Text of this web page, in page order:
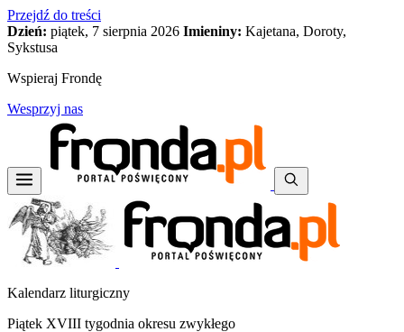
Przejdź do treści
Dzień: piątek, 7 sierpnia 2026 Imieniny: Kajetana, Doroty,
Sykstusa
Wspieraj Frondę
Wesprzyj nas
Kalendarz liturgiczny
Piątek XVIII tygodnia okresu zwykłego